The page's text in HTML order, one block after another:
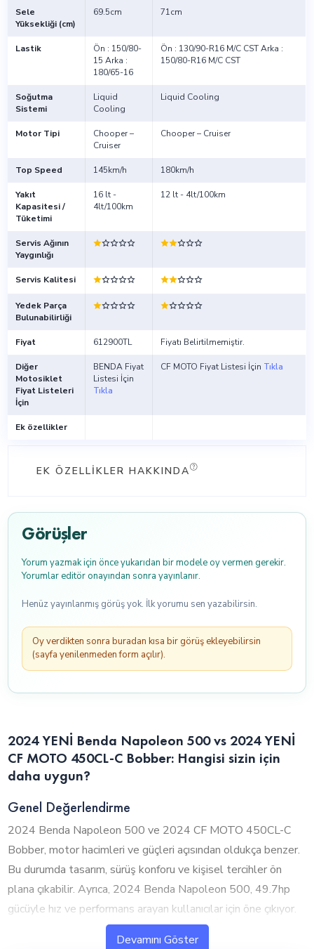
Sele
Yüksekliği (cm)
69.5cm 71cm
Lastik
Ön : 150/80-
15 Arka :
180/65-16
Ön : 130/90-R16 M/C CST Arka :
150/80-R16 M/C CST
Soğutma
Sistemi
Liquid
Cooling
Liquid Cooling
Motor Tipi
Chooper –
Cruiser
Chooper – Cruiser
Top Speed 145km/h 180km/h
Yakıt
Kapasitesi /
Tüketimi
16 lt -
4lt/100km
12 lt - 4lt/100km
Servis Ağının
Yaygınlığı
Servis Kalitesi
Yedek Parça
Bulunabilirliği
Fiyat 612900TL Fiyatı Belirtilmemiştir.
Diğer
Motosiklet
Fiyat Listeleri
İçin
BENDA Fiyat
Listesi İçin
Tıkla
CF MOTO Fiyat Listesi İçin Tıkla
Ek özellikler
EK ÖZELLIKLER HAKKINDA
Görüşler
Yorum yazmak için önce yukarıdan bir modele oy vermen gerekir.
Yorumlar editör onayından sonra yayınlanır.
Henüz yayınlanmış görüş yok. İlk yorumu sen yazabilirsin.
Oy verdikten sonra buradan kısa bir görüş ekleyebilirsin
(sayfa yenilenmeden form açılır).
2024 YENİ Benda Napoleon 500 vs 2024 YENİ
CF MOTO 450CL-C Bobber: Hangisi sizin için
daha uygun?
Genel Değerlendirme
2024 Benda Napoleon 500 ve 2024 CF MOTO 450CL-C
Bobber, motor hacimleri ve güçleri açısından oldukça benzer.
Bu durumda tasarım, sürüş konforu ve kişisel tercihler ön
plana çıkabilir. Ayrıca, 2024 Benda Napoleon 500, 49.7hp
gücüyle hız ve performans arayan kullanıcılar için öne çıkıyor.
1. Silindir Hacmi ve Performans
Devamını Göster